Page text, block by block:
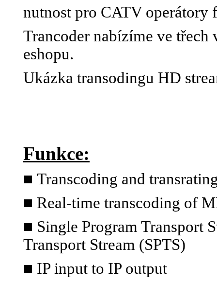
nutnost pro CATV operátory
Trancoder nabízíme ve třech
eshopu.
Ukázka transodingu HD
Funkce:
■ Transcoding and
■ Real-time transcoding of
■ Single Program Transport
Transport Stream (SPTS)
■ IP input to IP output